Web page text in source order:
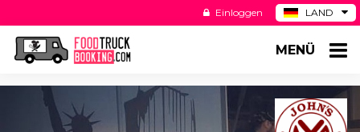
LAND
ES
US
Einloggen
MENÜ